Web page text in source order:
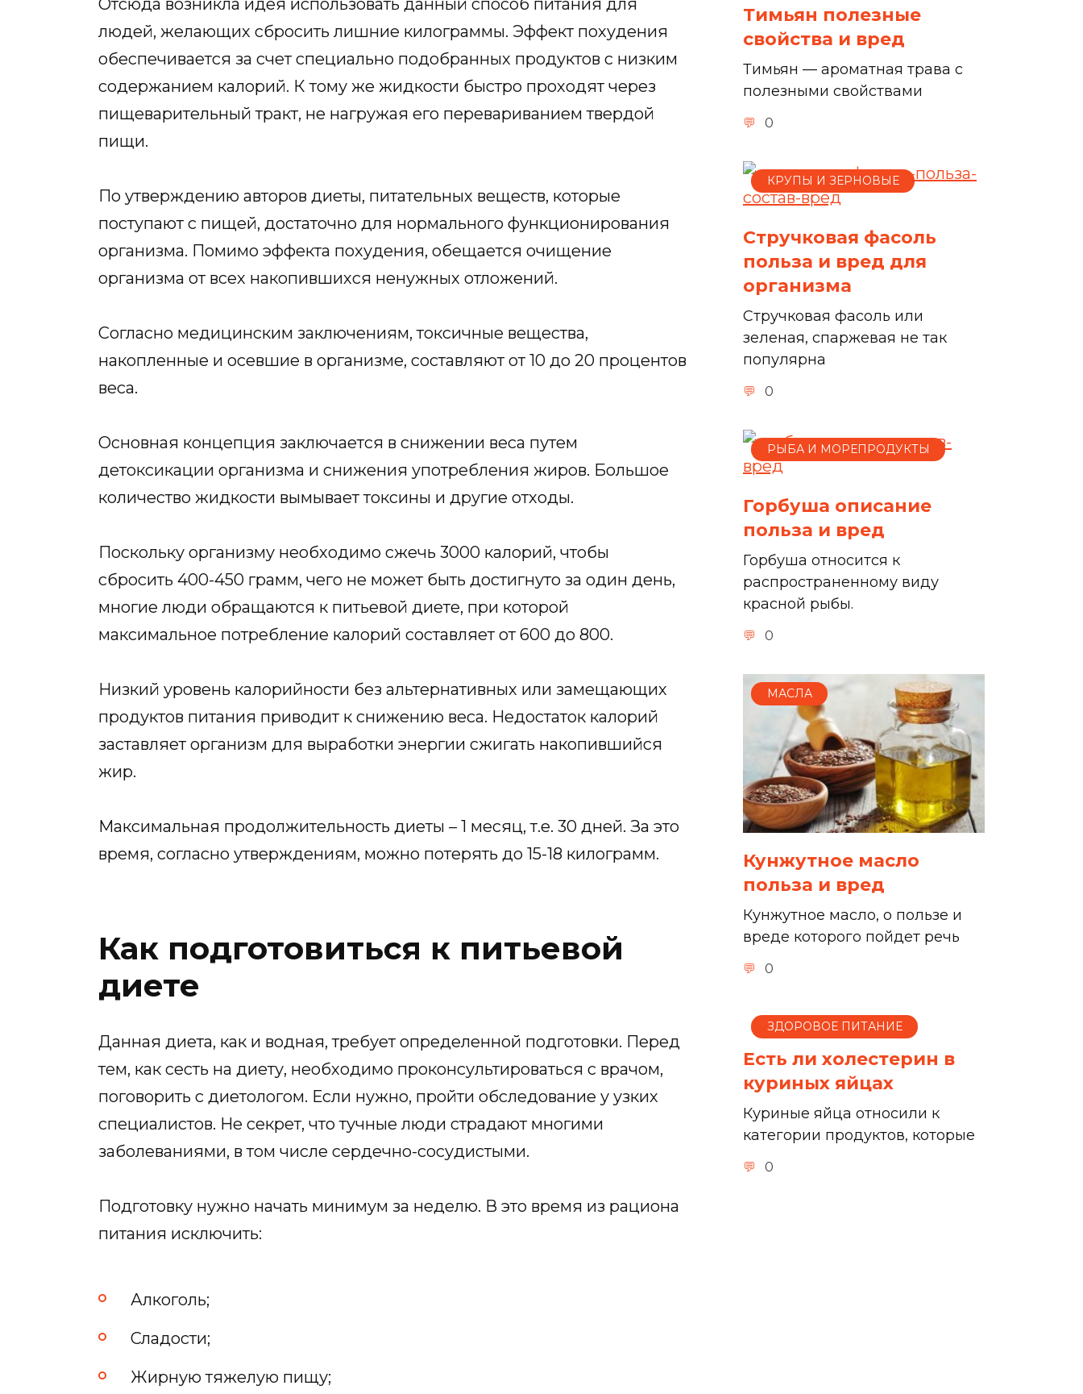
людей, желающих сбросить лишние килограммы. Эффект похудения
обеспечивается за счет специально подобранных продуктов с низким
содержанием калорий. К тому же жидкости быстро проходят через
пищеварительный тракт, не нагружая его перевариванием твердой
пищи.
По утверждению авторов диеты, питательных веществ, которые
поступают с пищей, достаточно для нормального функционирования
организма. Помимо эффекта похудения, обещается очищение
организма от всех накопившихся ненужных отложений.
Согласно медицинским заключениям, токсичные вещества,
накопленные и осевшие в организме, составляют от 10 до 20 процентов
веса.
Основная концепция заключается в снижении веса путем
детоксикации организма и снижения употребления жиров. Большое
количество жидкости вымывает токсины и другие отходы.
Поскольку организму необходимо сжечь 3000 калорий, чтобы
сбросить 400-450 грамм, чего не может быть достигнуто за один день,
многие люди обращаются к питьевой диете, при которой
максимальное потребление калорий составляет от 600 до 800.
Низкий уровень калорийности без альтернативных или замещающих
продуктов питания приводит к снижению веса. Недостаток калорий
заставляет организм для выработки энергии сжигать накопившийся
жир.
Максимальная продолжительность диеты – 1 месяц, т.е. 30 дней. За это
время, согласно утверждениям, можно потерять до 15-18 килограмм.
Как подготовиться к питьевой
диете
Данная диета, как и водная, требует определенной подготовки. Перед
тем, как сесть на диету, необходимо проконсультироваться с врачом,
поговорить с диетологом. Если нужно, пройти обследование у узких
специалистов. Не секрет, что тучные люди страдают многими
заболеваниями, в том числе сердечно-сосудистыми.
Подготовку нужно начать минимум за неделю. В это время из рациона
питания исключить:
Алкоголь;
Сладости;
Жирную тяжелую пищу;
Тимьян полезные
свойства и вред
Тимьян — ароматная трава с
полезными свойствами
0
КРУПЫ И ЗЕРНОВЫЕ
Стручковая фасоль
польза и вред для
организма
Стручковая фасоль или
зеленая, спаржевая не так
популярна
0
РЫБА И МОРЕПРОДУКТЫ
Горбуша описание
польза и вред
Горбуша относится к
распространенному виду
красной рыбы.
0
МАСЛА
Кунжутное масло
польза и вред
Кунжутное масло, о пользе и
вреде которого пойдет речь
0
ЗДОРОВОЕ ПИТАНИЕ
Есть ли холестерин в
куриных яйцах
Куриные яйца относили к
категории продуктов, которые
0